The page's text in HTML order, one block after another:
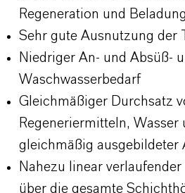
Regeneration und Beladung
Sehr gute Ausnutzung der
Niedriger An- und Absüß-
Waschwasserbedarf
Gleichmäßiger Durchsatz
Regeneriermitteln,
gleichmäßig ausgebildeter
Nahezu linear
über die gesamte